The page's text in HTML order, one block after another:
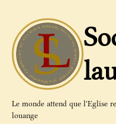
contenu
Le monde attend que l'Eglise
louange